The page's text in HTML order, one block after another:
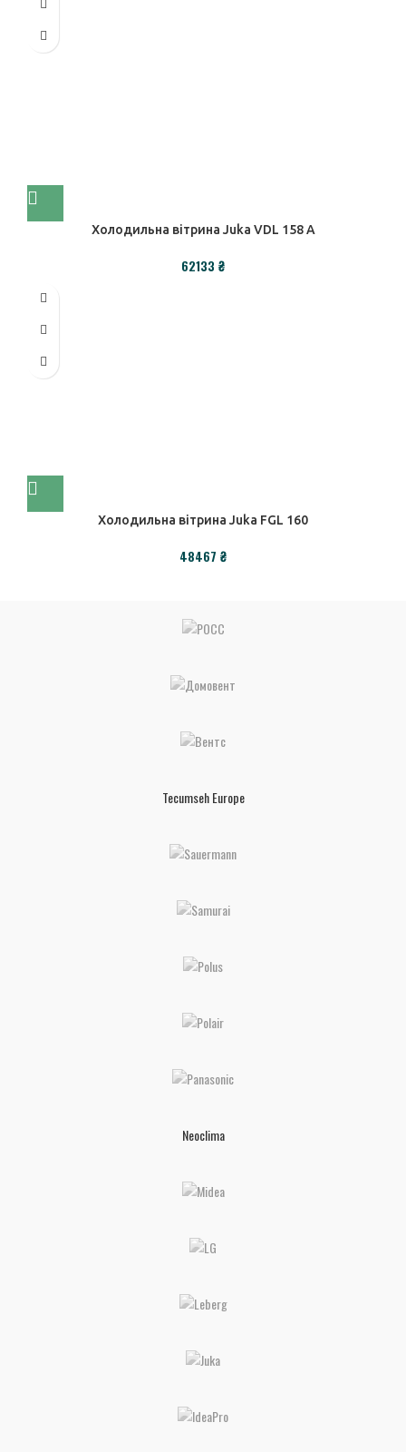
Холодильна вітрина Juka VDL 158 А
₴
Холодильна вітрина Juka FGL 160
₴
Tecumseh Europe
Neoclima